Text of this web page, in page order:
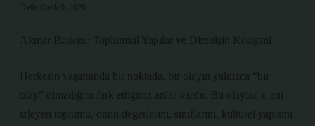
Tarih: Ocak 9, 2026
Akmar Baskını: Toplumsal Yapılar ve Direnişin Kesişimi
Herkesin yaşamında bir noktada, bir olayın yalnızca “bir
olay” olmadığını fark ettiğiniz anlar vardır. Bu olaylar, o anı
izleyen toplumu, onun değerlerini, sınıflarını, kültürel yapısını